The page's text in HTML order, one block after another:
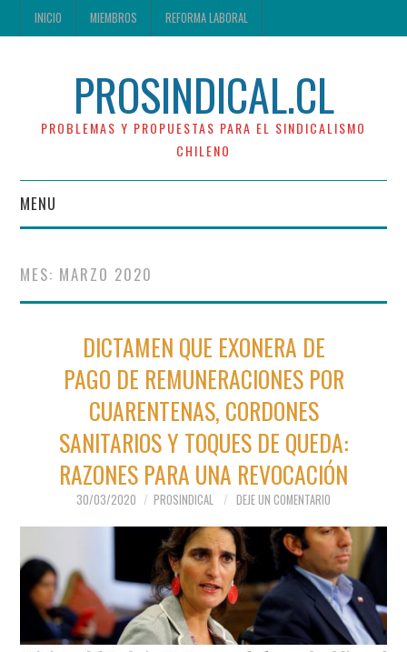
INICIO MIEMBROS REFORMA LABORAL
PROSINDICAL.CL
PROBLEMAS Y PROPUESTAS PARA EL SINDICALISMO
CHILENO
MENU
MIEMBROS
REFORMA LABORAL
MES: MARZO 2020
DICTAMEN QUE EXONERA DE
PAGO DE REMUNERACIONES POR
CUARENTENAS, CORDONES
SANITARIOS Y TOQUES DE QUEDA:
RAZONES PARA UNA REVOCACIÓN
30/03/2020 PROSINDICAL DEJE UN COMENTARIO